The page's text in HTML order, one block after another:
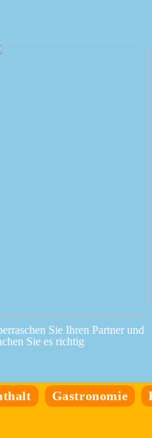
Sie Ihren Partner und
Sie es richtig
Gastronomie